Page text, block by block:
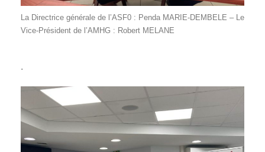
La Directrice générale de l’ASF0 : Penda MARIE-DEMBELE – Le
Vice-Président de l’AMHG : Robert MELANE
.